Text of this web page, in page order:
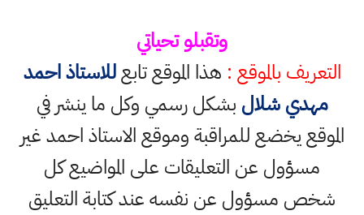
وتقبلو تحياتي
التعريف بالموقع : هذا الموقع تابعللاستاذ احمد
مهدي شلال بشكل رسمي وكل ما ينشر في
الموقع يخضع للمراقبة وموقع الاستاذ احمد غير
مسؤول عن التعليقات على المواضيع كل
شخص مسؤول عن نفسه عند كتابة التعليق